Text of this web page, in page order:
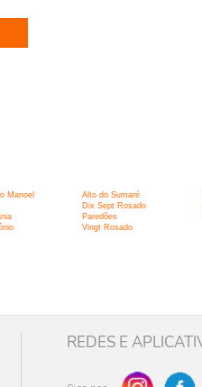
Manoel Alto do Sumaré
Dix Sept Rosado
Paredões
Vingt Rosado
REDES E